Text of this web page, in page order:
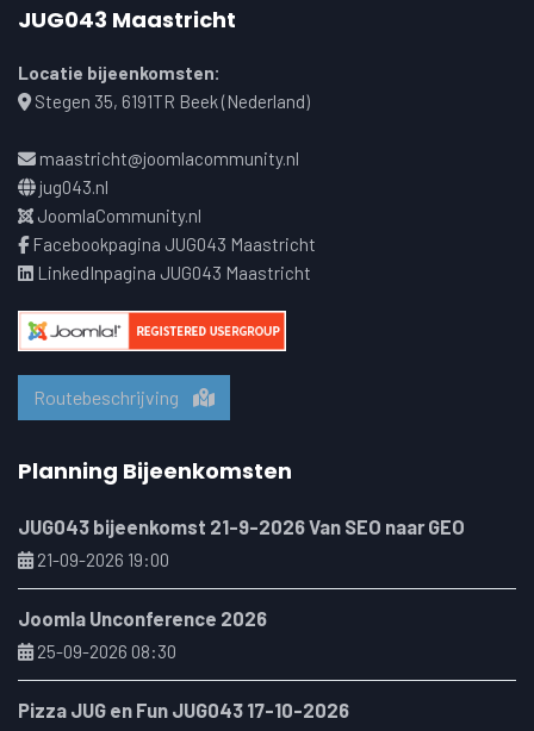
JUG043 Maastricht
Locatie bijeenkomsten:
Stegen 35, 6191TR Beek (Nederland)
maastricht@joomlacommunity.nl
jug043.nl
JoomlaCommunity.nl
Facebookpagina JUG043 Maastricht
LinkedInpagina JUG043 Maastricht
Routebeschrijving
Planning Bijeenkomsten
JUG043 bijeenkomst 21-9-2026 Van SEO naar GEO
21-09-2026 19:00
Joomla Unconference 2026
25-09-2026 08:30
Pizza JUG en Fun JUG043 17-10-2026